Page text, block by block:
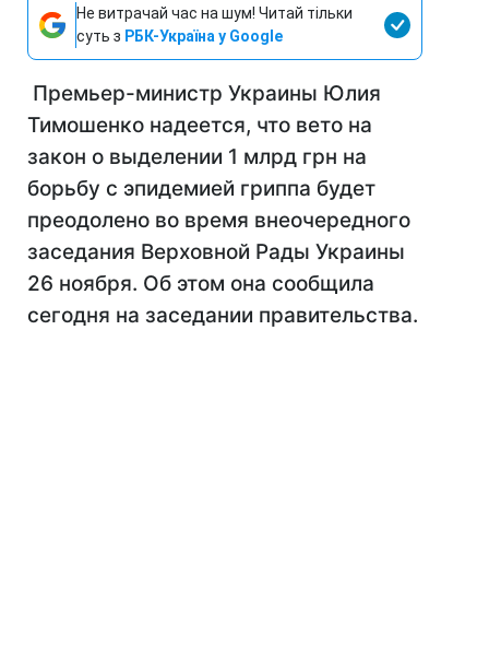
Не витрачай час на шум! Читай тільки
суть з РБК-Україна у Google
Премьер-министр Украины Юлия
Тимошенко надеется, что вето на
закон о выделении 1 млрд грн на
борьбу с эпидемией гриппа будет
преодолено во время внеочередного
заседания Верховной Рады Украины
26 ноября. Об этом она сообщила
сегодня на заседании правительства.